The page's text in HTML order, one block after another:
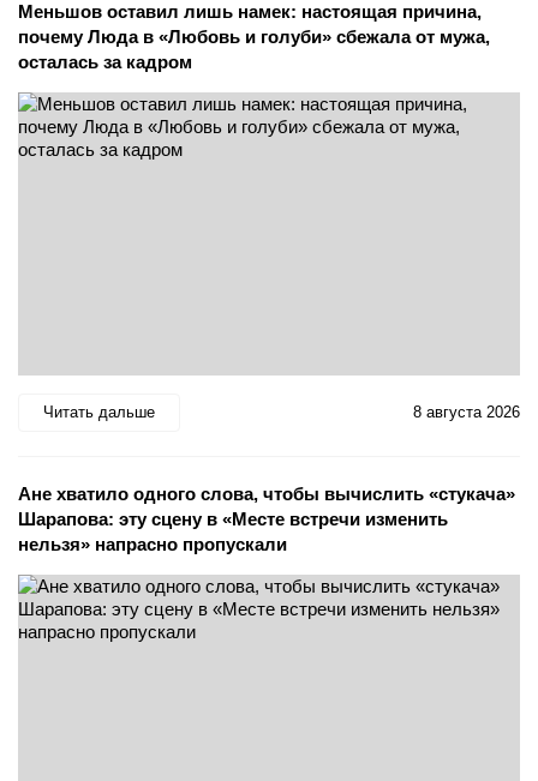
Меньшов оставил лишь намек: настоящая причина,
почему Люда в «Любовь и голуби» сбежала от мужа,
осталась за кадром
Читать дальше 8 августа 2026
Ане хватило одного слова, чтобы вычислить «стукача»
Шарапова: эту сцену в «Месте встречи изменить
нельзя» напрасно пропускали